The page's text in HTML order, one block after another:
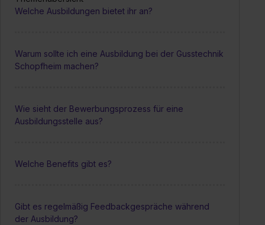
Welche Ausbildungen bietet ihr an?
Warum sollte ich eine Ausbildung bei der Gusstechnik
Schopfheim machen?
Wie sieht der Bewerbungsprozess für eine
Ausbildungsstelle aus?
Welche Benefits gibt es?
Gibt es regelmäßig Feedbackgespräche während
der Ausbildung?